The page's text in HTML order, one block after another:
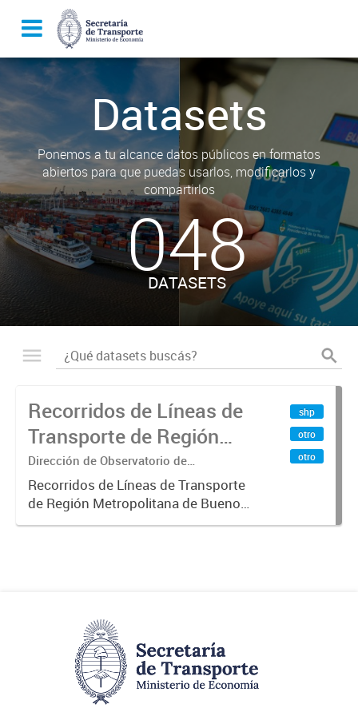
Datasets
Ponemos a tu alcance datos públicos en formatos
abiertos para que puedas usarlos, modificarlos y
compartirlos
048
DATASETS
Recorridos de Líneas de
Transporte de Región
Metropolitana de
Buenos Aires (RMBA)
Dirección de Observatorio de
Transporte, Estudio y Sistemas
Recorridos de Líneas de Transporte
de Región Metropolitana de Buenos
Aires (RMBA).-
shp
otro
otro